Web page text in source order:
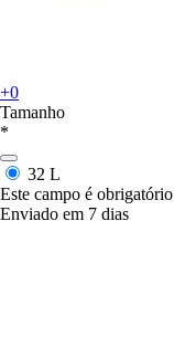
+0
Tamanho
*
32 L
Este campo é obrigatório
Enviado em 7 dias